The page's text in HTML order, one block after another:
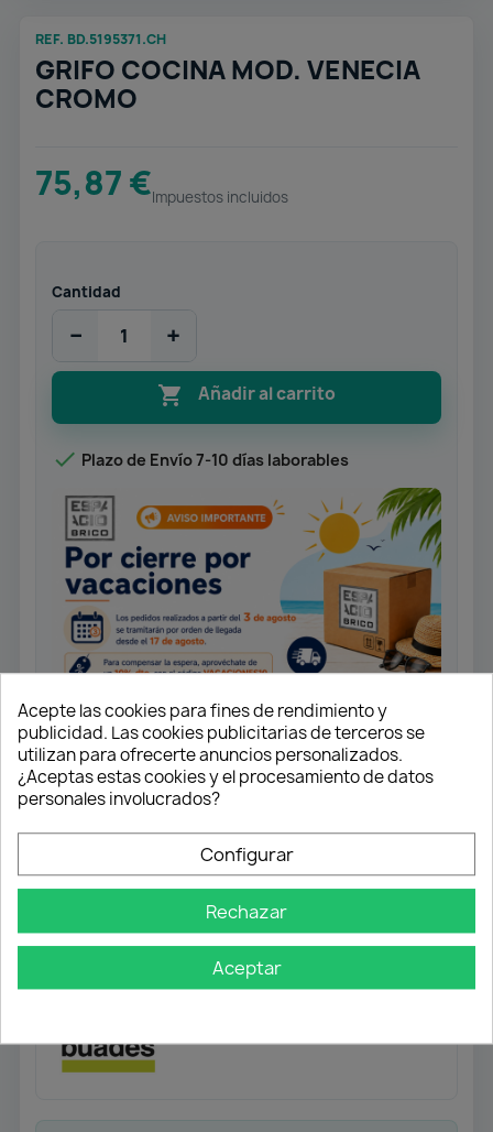
REF. BD.5195371.CH
GRIFO COCINA MOD. VENECIA
CROMO
75,87 €Impuestos incluidos
Cantidad
− +
 Añadir al carrito
 Plazo de Envío 7-10 días laborables
Monomando fregadero caño
Cartucho cerámico 35 mm apertura
en frío.
Aireador anti-calcáreo.
Conexiones flexibles 3/8” 360 mm
Acepte las cookies para fines de rendimiento y
publicidad. Las cookies publicitarias de terceros se
utilizan para ofrecerte anuncios personalizados.
¿Aceptas estas cookies y el procesamiento de datos
personales involucrados?
Configurar
Rechazar
Aceptar